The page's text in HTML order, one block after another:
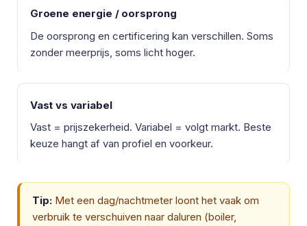
Groene energie / oorsprong
De oorsprong en certificering kan verschillen. Soms
zonder meerprijs, soms licht hoger.
Vast vs variabel
Vast = prijszekerheid. Variabel = volgt markt. Beste
keuze hangt af van profiel en voorkeur.
Tip:Met een dag/nachtmeter loont het vaak om
verbruik te verschuiven naar daluren (boiler,